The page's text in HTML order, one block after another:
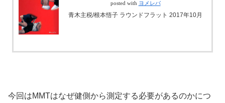
posted with ヨメレバ
青木主税/根本悟子 ラウンドフラット 2017年10月
今回はMMTはなぜ健側から測定する必要があるのかにつ